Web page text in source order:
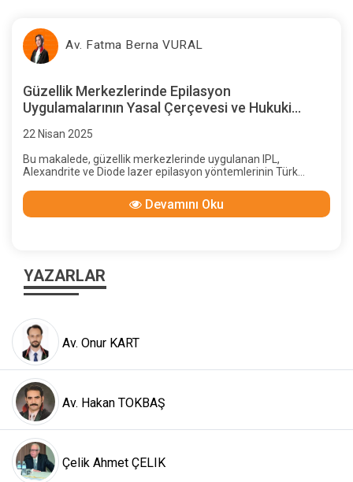
Av. Fatma Berna VURAL
Güzellik Merkezlerinde Epilasyon
Uygulamalarının Yasal Çerçevesi ve Hukuki
22 Nisan 2025
Bu makalede, güzellik merkezlerinde uygulanan IPL,
Alexandrite ve Diode lazer epilasyon yöntemlerinin Türk
incelenmiştir.
Devamını Oku
YAZARLAR
Av. Onur KART
Av. Hakan TOKBAŞ
Çelik Ahmet ÇELIK